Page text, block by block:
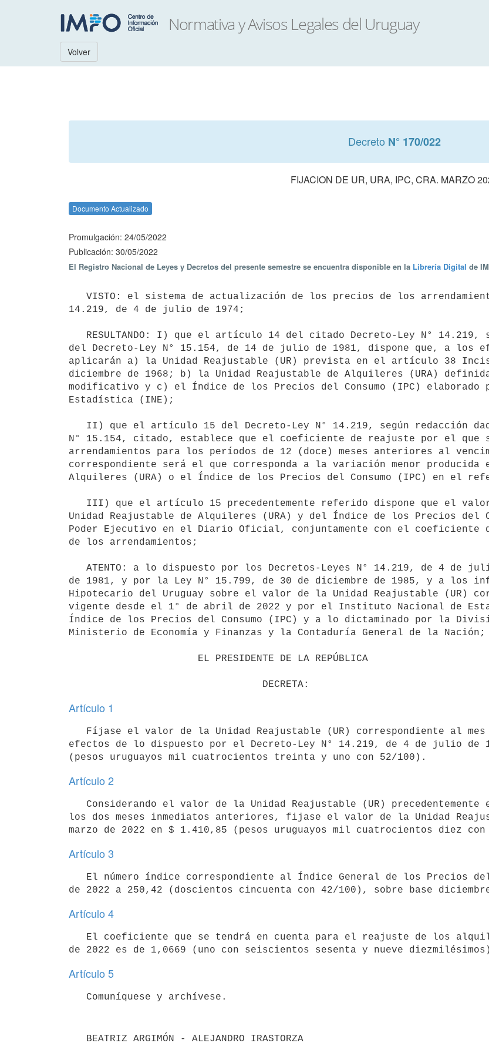
Volver
Decreto N° 170/022
FIJACION DE UR, URA, IPC, CRA. MARZO
Documento Actualizado
Promulgación: 24/05/2022
Publicación: 30/05/2022
El Registro Nacional de Leyes y Decretos del presente semestre se encuentra disponible en la Librería Digital de
14.219, de 4 de julio de 1974;
del Decreto-Ley N° 15.154, de 14 de julio de 1981, dispone que, a los
aplicarán a) la Unidad Reajustable (UR) prevista en el artículo 38
diciembre de 1968; b) la Unidad Reajustable de Alquileres (URA)
modificativo y c) el Índice de los Precios del Consumo (IPC)
Estadística (INE);
N° 15.154, citado, establece que el coeficiente de reajuste por el
arrendamientos para los períodos de 12 (doce) meses anteriores al
correspondiente será el que corresponda a la variación menor
Alquileres (URA) o el Índice de los Precios del Consumo (IPC) en el
Unidad Reajustable de Alquileres (URA) y del Índice de los Precios del
Poder Ejecutivo en el Diario Oficial, conjuntamente con el
de los arrendamientos;
de 1981, y por la Ley N° 15.799, de 30 de diciembre de 1985, y a los
Hipotecario del Uruguay sobre el valor de la Unidad Reajustable (UR)
vigente desde el 1° de abril de 2022 y por el Instituto Nacional de
Índice de los Precios del Consumo (IPC) y a lo dictaminado por la
Ministerio de Economía y Finanzas y la Contaduría General de la Nación;
Artículo 1
efectos de lo dispuesto por el Decreto-Ley N° 14.219, de 4 de julio de
Artículo 2
los dos meses inmediatos anteriores, fijase el valor de la Unidad
Artículo 3
Artículo 4
Artículo 5
   BEATRIZ ARGIMÓN - ALEJANDRO IRASTORZA